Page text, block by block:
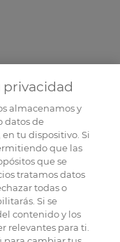
almacenamos y
datos de
tu dispositivo. Si
que las
que se
tratamos datos
todas o
Si se
contenido y los
relevantes para ti.